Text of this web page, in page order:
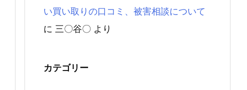
い買い取りの口コミ、被害相談について
に 三〇谷〇 より
カテゴリー